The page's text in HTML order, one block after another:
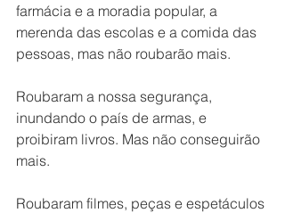
farmácia e a moradia popular, a
merenda das escolas e a comida das
pessoas, mas não roubarão mais.
Roubaram a nossa segurança,
inundando o país de armas, e
proibiram livros. Mas não conseguirão
mais.
Roubaram filmes, peças e espetáculos